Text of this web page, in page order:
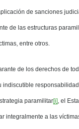
de sanciones
de las estructuras
entre otros.
de los derechos de
indiscutible
paramilitar[i] , el
integralmente a las